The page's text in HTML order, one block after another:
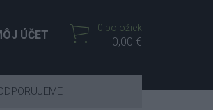
0 položiek
0,00 €
ÚČET